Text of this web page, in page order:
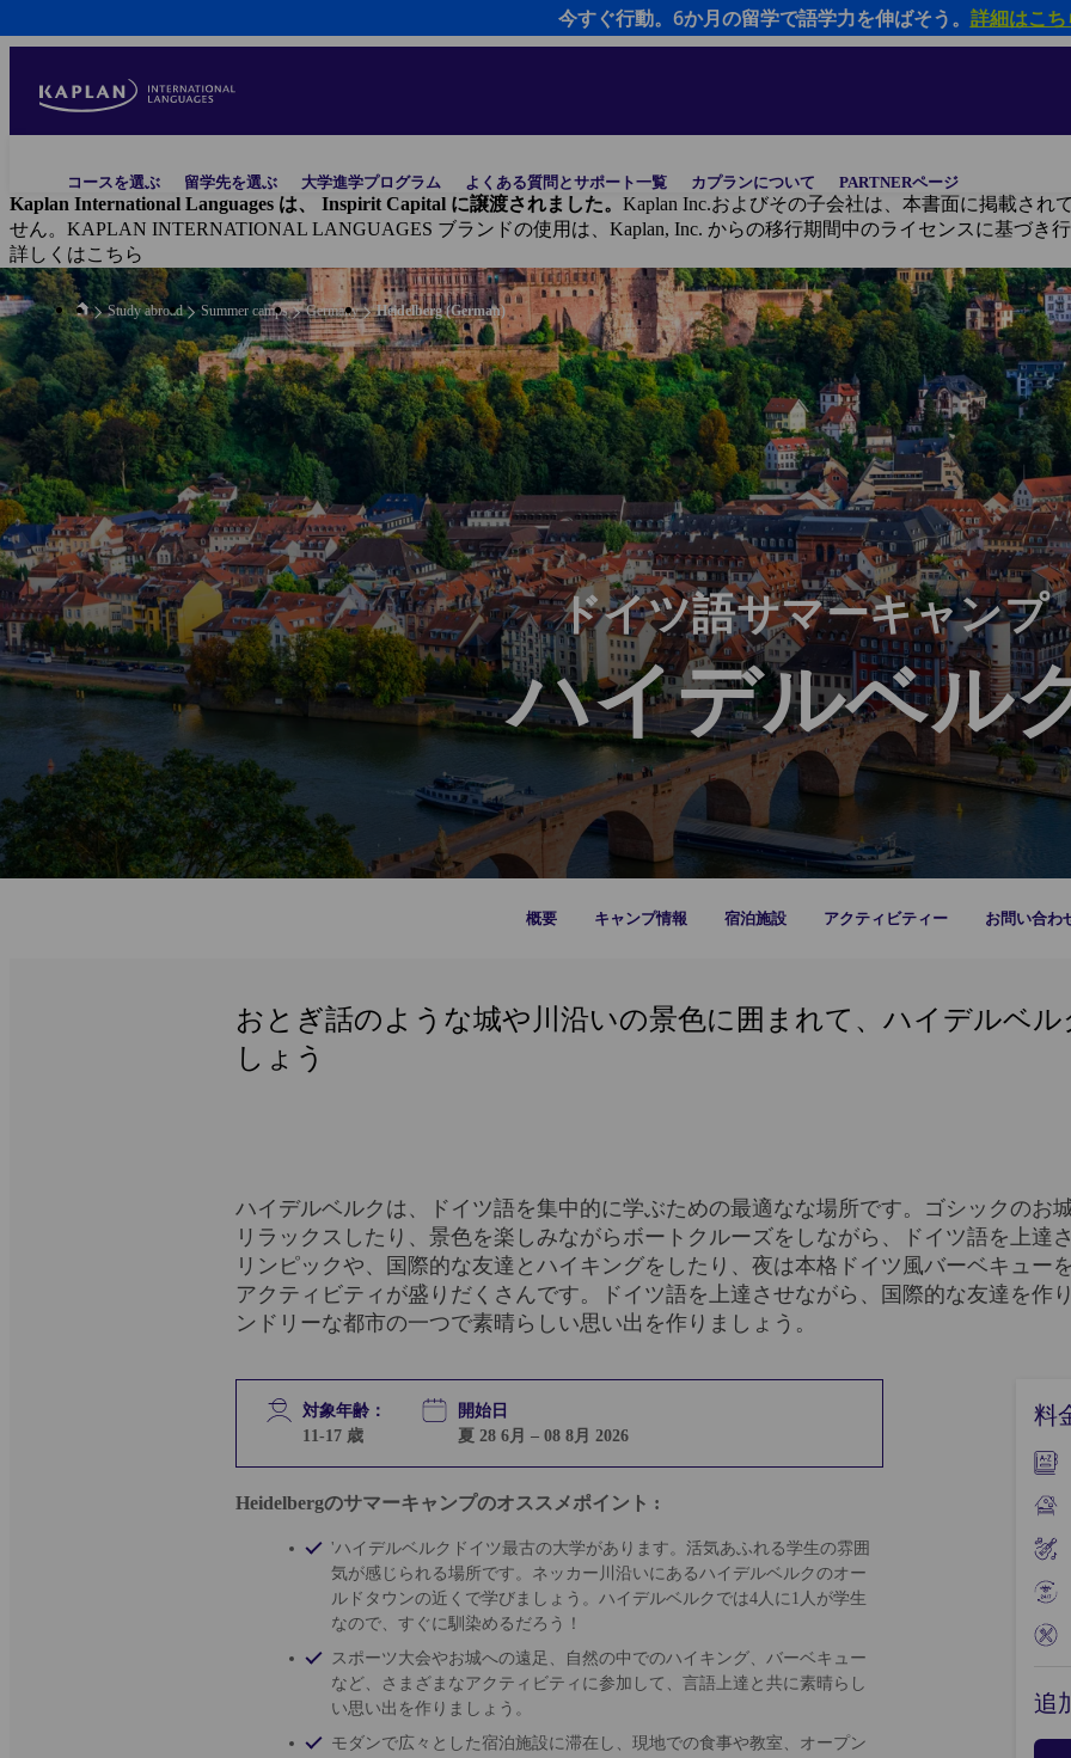
to
content
navigationコースを選ぶ 留学先を選ぶ 大学進学プログラム よくある質問とサポート一覧 カプランについて PARTNERページ
Kaplan International Languages は、 Inspirit Capital に譲渡されました。 Kaplan Inc.およびその子会社は、本書面に掲載さ
せん。KAPLAN INTERNATIONAL LANGUAGES ブランドの使用は、Kaplan, Inc. からの移行期間中のライセンスに基づき
詳しくはこちら
今すぐ行動。6か月の留学で語学力を伸ばそう。 詳細はこち
Study abroad Summer camps Germany Heidelberg (German)
ドイツ語サマーキャンプ
ハイデルベル
概要 キャンプ情報 宿泊施設 アクティビティー お問い合わ
おとぎ話のような城や川沿いの景色に囲まれて、ハイデルベ
しょう
ハイデルベルクは、ドイツ語を集中的に学ぶための最適なな場所です。ゴシックのお
リラックスしたり、景色を楽しみながらボートクルーズをしながら、ドイツ語を上達
リンピックや、国際的な友達とハイキングをしたり、夜は本格ドイツ風バーベキュー
アクティビティが盛りだくさんです。ドイツ語を上達させながら、国際的な友達を作
ンドリーな都市の一つで素晴らしい思い出を作りましょう。
対象年齢：
11-17 歳
開始日
夏 28 6月 – 08 8月 2026
Heidelbergのサマーキャンプのオススメポイント :
'ハイデルベルクドイツ最古の大学があります。活気あふれる学生の雰囲
気が感じられる場所です。ネッカー川沿いにあるハイデルベルクのオー
ルドタウンの近くで学びましょう。ハイデルベルクでは4人に1人が学生
なので、すぐに馴染めるだろう！
スポーツ大会やお城への遠足、自然の中でのハイキング、バーベキュー
など、さまざまなアクティビティに参加して、言語上達と共に素晴らし
い思い出を作りましょう。
モダンで広々とした宿泊施設に滞在し、現地での食事や教室、オープン
料
追